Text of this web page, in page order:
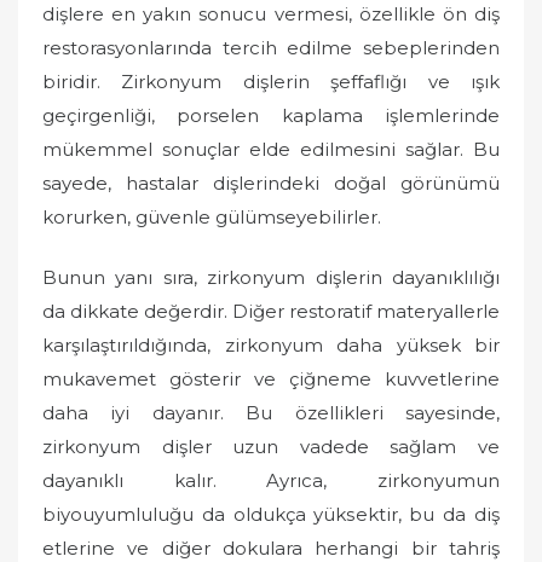
dişlere en yakın sonucu vermesi, özellikle ön diş
restorasyonlarında tercih edilme sebeplerinden
biridir. Zirkonyum dişlerin şeffaflığı ve ışık
geçirgenliği, porselen kaplama işlemlerinde
mükemmel sonuçlar elde edilmesini sağlar. Bu
sayede, hastalar dişlerindeki doğal görünümü
korurken, güvenle gülümseyebilirler.
Bunun yanı sıra, zirkonyum dişlerin dayanıklılığı
da dikkate değerdir. Diğer restoratif materyallerle
karşılaştırıldığında, zirkonyum daha yüksek bir
mukavemet gösterir ve çiğneme kuvvetlerine
daha iyi dayanır. Bu özellikleri sayesinde,
zirkonyum dişler uzun vadede sağlam ve
dayanıklı kalır. Ayrıca, zirkonyumun
biyouyumluluğu da oldukça yüksektir, bu da diş
etlerine ve diğer dokulara herhangi bir tahriş